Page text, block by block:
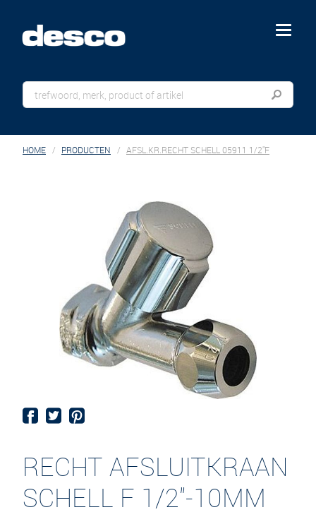
menu
HOME PRODUCTEN AFSL.KR.RECHT SCHELL 05911 1/2"F
RECHT AFSLUITKRAAN
SCHELL F 1/2"-10MM